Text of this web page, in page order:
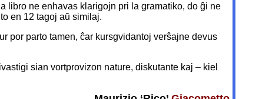
libro ne enhavas klarigojn pri la gramatiko, do ĝi ne
en 12 tagoj aŭ similaj.
por parto tamen, ĉar kursgvidantoj verŝajne devus
sian vortprovizon nature, diskutante kaj – kiel